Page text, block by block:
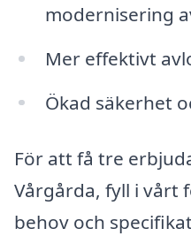
modernisering
Mer effektivt
Ökad säkerhet
För att få tre
Vårgårda, fyll i vårt
behov och